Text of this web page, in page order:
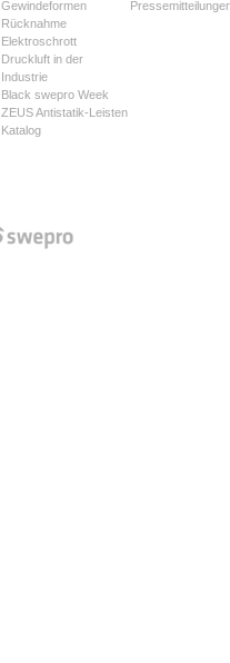
Gewindeformen
Rücknahme
Elektroschrott
Druckluft in der
Industrie
Black swepro Week
ZEUS Antistatik-Leisten
Katalog